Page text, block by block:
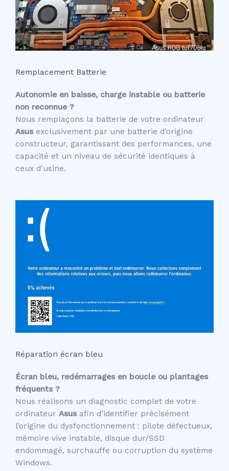
Remplacement Batterie
Autonomie en baisse, charge instable ou batterie
non reconnue ?
Nous remplaçons la batterie de votre ordinateur
Asusexclusivement par une batterie d’origine
constructeur, garantissant des performances, une
capacité et un niveau de sécurité identiques à
ceux d’usine.
Réparation écran bleu
Écran bleu, redémarrages en boucle ou plantages
fréquents ?
Nous réalisons un diagnostic complet de votre
ordinateur Asusafin d’identifier précisément
l’origine du dysfonctionnement : pilote défectueux,
mémoire vive instable, disque dur/SSD
endommagé, surchauffe ou corruption du système
Windows.